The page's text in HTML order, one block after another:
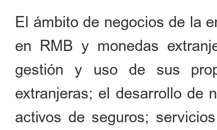
El ámbito de negocios de la
en RMB y monedas
gestión y uso de sus
extranjeras; el desarrollo de
activos de seguros;